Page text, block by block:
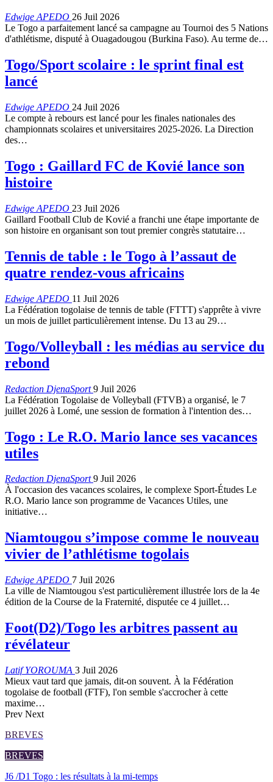
Edwige APEDO 26 Juil 2026
Le Togo a parfaitement lancé sa campagne au Tournoi des 5 Nations
d'athlétisme, disputé à Ouagadougou (Burkina Faso). Au terme de…
Togo/Sport scolaire : le sprint final est
lancé
Edwige APEDO 24 Juil 2026
Le compte à rebours est lancé pour les finales nationales des
championnats scolaires et universitaires 2025-2026. La Direction
des…
Togo : Gaillard FC de Kovié lance son
histoire
Edwige APEDO 23 Juil 2026
Gaillard Football Club de Kovié a franchi une étape importante de
son histoire en organisant son tout premier congrès statutaire…
Tennis de table : le Togo à l’assaut de
quatre rendez-vous africains
Edwige APEDO 11 Juil 2026
La Fédération togolaise de tennis de table (FTTT) s'apprête à vivre
un mois de juillet particulièrement intense. Du 13 au 29…
Togo/Volleyball : les médias au service du
rebond
Redaction DjenaSport9 Juil 2026
La Fédération Togolaise de Volleyball (FTVB) a organisé, le 7
juillet 2026 à Lomé, une session de formation à l'intention des…
Togo : Le R.O. Mario lance ses vacances
utiles
Redaction DjenaSport9 Juil 2026
À l'occasion des vacances scolaires, le complexe Sport-Études Le
R.O. Mario lance son programme de Vacances Utiles, une
initiative…
Niamtougou s’impose comme le nouveau
vivier de l’athlétisme togolais
Edwige APEDO 7 Juil 2026
La ville de Niamtougou s'est particulièrement illustrée lors de la 4e
édition de la Course de la Fraternité, disputée ce 4 juillet…
Foot(D2)/Togo les arbitres passent au
révélateur
Latif YOROUMA 3 Juil 2026
Mieux vaut tard que jamais, dit-on souvent. À la Fédération
togolaise de football (FTF), l'on semble s'accrocher à cette
maxime…
Prev Next
BREVES
BREVES
J6 /D1 Togo : les résultats à la mi-temps